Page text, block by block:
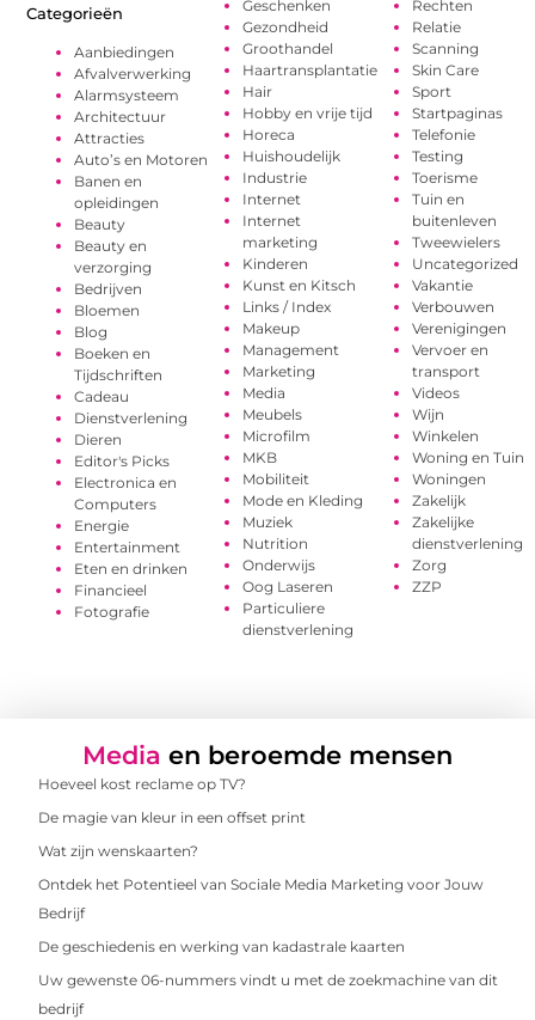
Categorieën
Aanbiedingen
Afvalverwerking
Alarmsysteem
Architectuur
Attracties
Auto’s en Motoren
Banen en
opleidingen
Beauty
Beauty en
verzorging
Bedrijven
Bloemen
Blog
Boeken en
Tijdschriften
Cadeau
Dienstverlening
Dieren
Editor's Picks
Electronica en
Computers
Energie
Entertainment
Eten en drinken
Financieel
Fotografie
Geschenken
Gezondheid
Groothandel
Haartransplantatie
Hair
Hobby en vrije tijd
Horeca
Huishoudelijk
Industrie
Internet
Internet
marketing
Kinderen
Kunst en Kitsch
Links / Index
Makeup
Management
Marketing
Media
Meubels
Microfilm
MKB
Mobiliteit
Mode en Kleding
Muziek
Nutrition
Onderwijs
Oog Laseren
Particuliere
dienstverlening
Rechten
Relatie
Scanning
Skin Care
Sport
Startpaginas
Telefonie
Testing
Toerisme
Tuin en
buitenleven
Tweewielers
Uncategorized
Vakantie
Verbouwen
Verenigingen
Vervoer en
transport
Videos
Wijn
Winkelen
Woning en Tuin
Woningen
Zakelijk
Zakelijke
dienstverlening
Zorg
ZZP
Media en beroemde mensen
Hoeveel kost reclame op TV?
De magie van kleur in een offset print
Wat zijn wenskaarten?
Ontdek het Potentieel van Sociale Media Marketing voor Jouw
Bedrijf
De geschiedenis en werking van kadastrale kaarten
Uw gewenste 06-nummers vindt u met de zoekmachine van dit
bedrijf